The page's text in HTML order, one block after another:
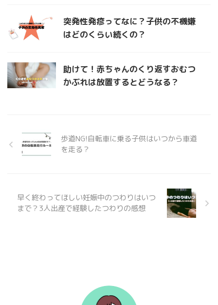
突発性発疹ってなに？子供の不機嫌
はどのくらい続くの？
助けて！赤ちゃんのくり返すおむつ
かぶれは放置するとどうなる？
歩道NG!自転車に乗る子供はいつから車道
を走る？
早く終わってほしい妊娠中のつわりはいつ
まで？3人出産で経験したつわりの感想